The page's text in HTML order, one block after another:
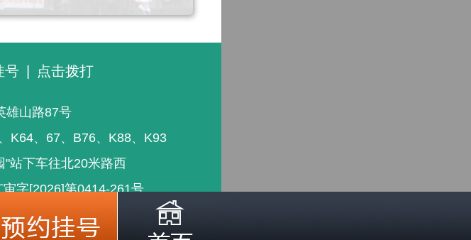
号 点击拨打
雄山路87号
K64、67、B76、K88、K93
"站下车往北20米路西
字[2026]第0414-261号
医疗的依据，就医请遵照医生诊断